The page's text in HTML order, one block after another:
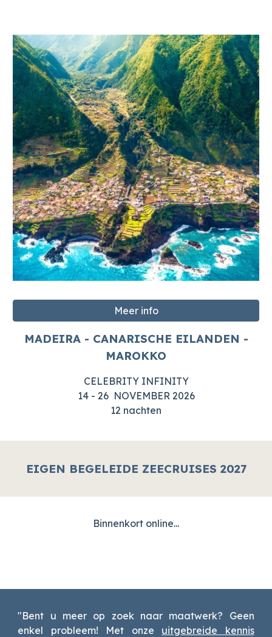
Meer info
MADEIRA - CANARISCHE EILANDEN -
MAROKKO
CELEBRITY INFINITY
14 - 26 NOVEMBER 2026
12 nachten
EIGEN BEGELEIDE ZEECRUISES 2027
Binnenkort online...
"Bent u meer op zoek naar maatwerk? Geen
enkel probleem! Met onze uitgebreide kennis